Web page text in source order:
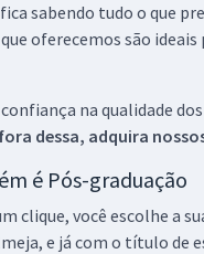
sabendo tudo o que
oferecemos são
na qualidade
dessa, adquira
é Pós-graduação
clique, você escolhe a
e já com o título de